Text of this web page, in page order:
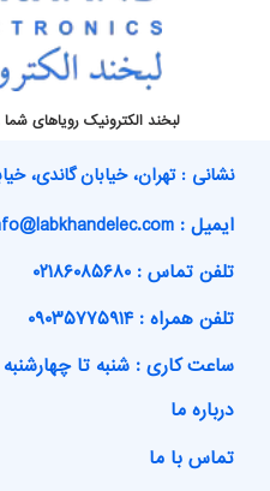
لبخند الکترونیک رویاهای
نشانی : تهران، خیابان گاندی،
ایمیل : info@labkhandelec.com
تلفن تماس : ۰۲۱۸۶۰۸۵۶۸۰
تلفن همراه : ۰۹۰۳۵۷۷۵۹۱۴
ساعت کاری : شنبه تا چهارشنبه از
درباره ما
تماس با ما